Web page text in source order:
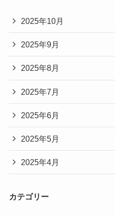
2025年10月
2025年9月
2025年8月
2025年7月
2025年6月
2025年5月
2025年4月
カテゴリー